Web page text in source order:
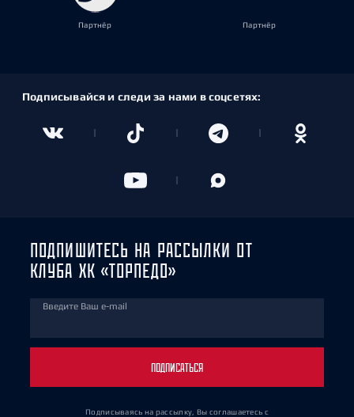
Партнёр Партнёр
Подписывайся и следи за нами в соцсетях:
ПОДПИШИТЕСЬ НА РАССЫЛКИ ОТ
КЛУБА ХК «ТОРПЕДО»
Введите Ваш e-mail
ПОДПИСАТЬСЯ
Подписываясь на рассылку, Вы соглашаетесь с